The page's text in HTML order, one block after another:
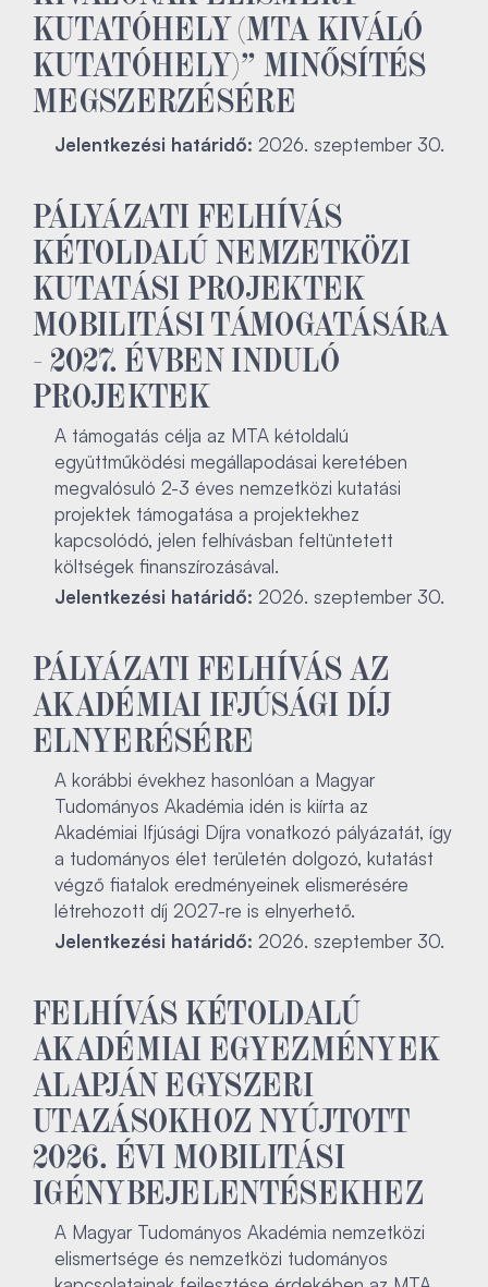
KUTATÓHELY (MTA KIVÁLÓ
KUTATÓHELY)” MINŐSÍTÉS
MEGSZERZÉSÉRE
Jelentkezési határidő: 2026. szeptember 30.
PÁLYÁZATI FELHÍVÁS
KÉTOLDALÚ NEMZETKÖZI
KUTATÁSI PROJEKTEK
MOBILITÁSI TÁMOGATÁSÁRA
- 2027. ÉVBEN INDULÓ
PROJEKTEK
A támogatás célja az MTA kétoldalú
együttműködési megállapodásai keretében
megvalósuló 2-3 éves nemzetközi kutatási
projektek támogatása a projektekhez
kapcsolódó, jelen felhívásban feltüntetett
költségek finanszírozásával.
Jelentkezési határidő: 2026. szeptember 30.
PÁLYÁZATI FELHÍVÁS AZ
AKADÉMIAI IFJÚSÁGI DÍJ
ELNYERÉSÉRE
A korábbi évekhez hasonlóan a Magyar
Tudományos Akadémia idén is kiírta az
Akadémiai Ifjúsági Díjra vonatkozó pályázatát, így
a tudományos élet területén dolgozó, kutatást
végző fiatalok eredményeinek elismerésére
létrehozott díj 2027-re is elnyerhető.
Jelentkezési határidő: 2026. szeptember 30.
FELHÍVÁS KÉTOLDALÚ
AKADÉMIAI EGYEZMÉNYEK
ALAPJÁN EGYSZERI
UTAZÁSOKHOZ NYÚJTOTT
2026. ÉVI MOBILITÁSI
IGÉNYBEJELENTÉSEKHEZ
A Magyar Tudományos Akadémia nemzetközi
elismertsége és nemzetközi tudományos